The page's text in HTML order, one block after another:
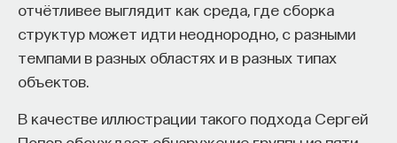
отчётливее выглядит как среда, где сборка
структур может идти неоднородно, с разными
темпами в разных областях и в разных типах
объектов.
В качестве иллюстрации такого подхода Сергей